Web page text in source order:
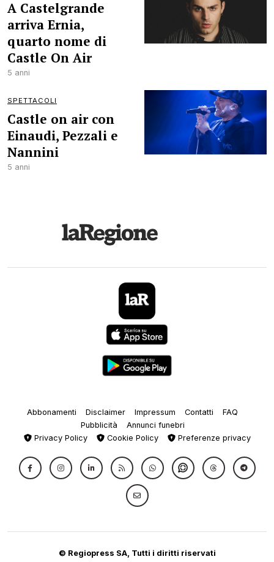
A Castelgrande
arriva Ernia,
quarto nome di
Castle On Air
5 anni
SPETTACOLI
Castle on air con
Einaudi, Pezzali e
Nannini
5 anni
Abbonamenti Disclaimer Impressum Contatti
FAQ
Pubblicità
Annunci funebri
Privacy Policy
Cookie Policy Preferenze privacy
© Regiopress SA, Tutti i diritti riservati